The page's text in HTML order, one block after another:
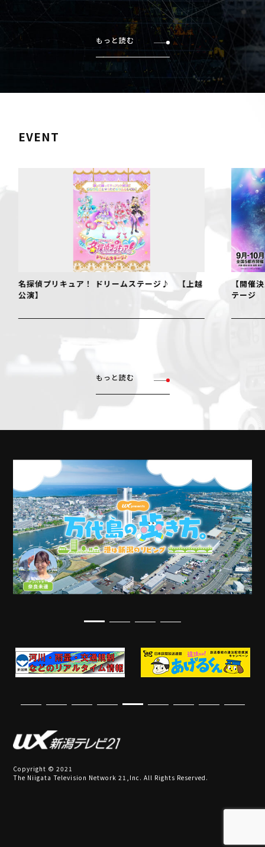
もっと読む
EVENT
名探偵プリキュア！ ドリームステージ♪ 【上越
公演】
【開催
テージ
もっと読む
Copyright © 2021
The Niigata Television Network 21,Inc. All Rights Reserved.